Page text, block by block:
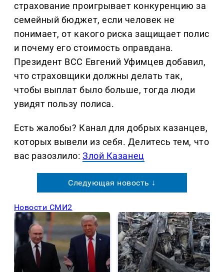
страхование проигрывает конкуренцию за
семейный бюджет, если человек не
понимает, от какого риска защищает полис
и почему его стоимость оправдана.
Президент ВСС Евгений Уфимцев добавил,
что страховщики должны делать так,
чтобы выплат было больше, тогда люди
увидят пользу полиса.
Есть жалобы? Канал для добрых казанцев,
которых вывели из себя. Делитеcь тем, что
вас разозлило:Злой Казанец
Следующая новость ↓
Новости СМИ2